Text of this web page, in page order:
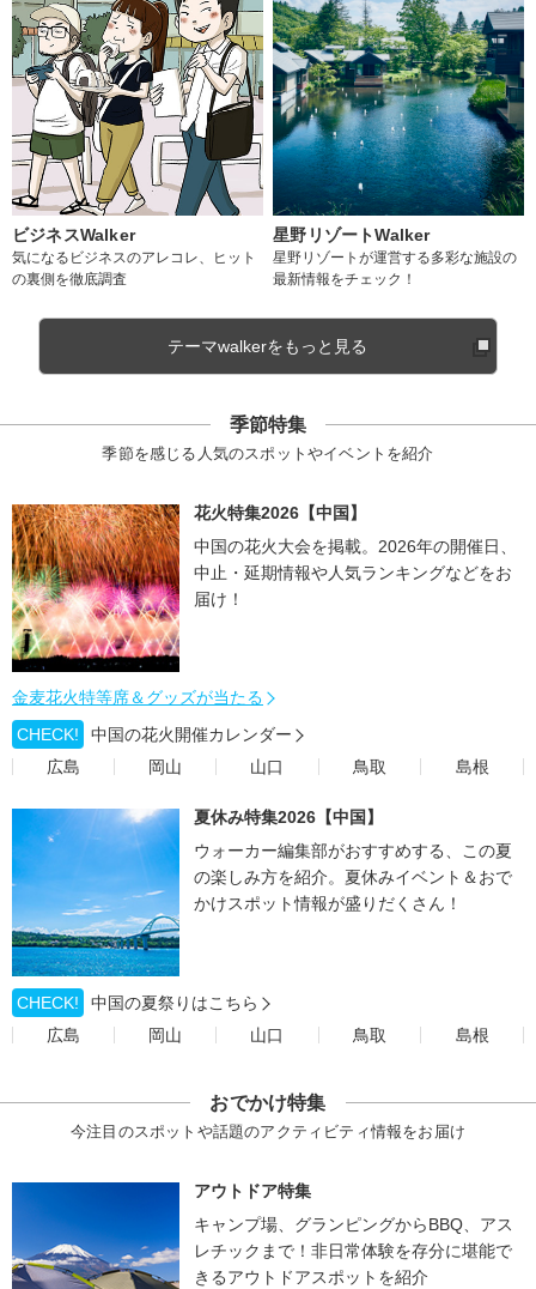
ビジネスWalker
気になるビジネスのアレコレ、ヒット
の裏側を徹底調査
星野リゾートWalker
星野リゾートが運営する多彩な施設の
最新情報をチェック！
テーマwalkerをもっと見る
季節特集
季節を感じる人気のスポットやイベントを紹介
花火特集2026【中国】
中国の花火大会を掲載。2026年の開催日、
中止・延期情報や人気ランキングなどをお
届け！
金麦花火特等席＆グッズが当たる
CHECK!
中国の花火開催カレンダー
広島
岡山 山口 鳥取 島根
夏休み特集2026【中国】
ウォーカー編集部がおすすめする、この夏
の楽しみ方を紹介。夏休みイベント＆おで
かけスポット情報が盛りだくさん！
CHECK!
中国の夏祭りはこちら
広島
岡山 山口 鳥取 島根
おでかけ特集
今注目のスポットや話題のアクティビティ情報をお届け
アウトドア特集
キャンプ場、グランピングからBBQ、アス
レチックまで！非日常体験を存分に堪能で
きるアウトドアスポットを紹介